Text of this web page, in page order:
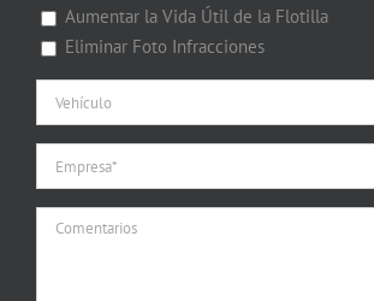
Aumentar la Vida Útil de la Flotilla
Eliminar Foto Infracciones